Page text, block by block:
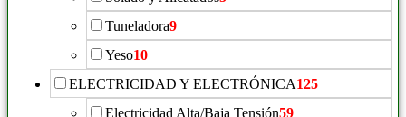
Tuneladora9
Yeso10
ELECTRICIDAD Y ELECTRÓNICA125
Electricidad Alta/Baja Tensión59